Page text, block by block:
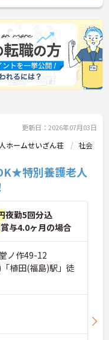
更新日：2026年07月03日
ホームせいざん荘
社会
特別養護老人
夜勤5回分込
賞与4.0ヶ月の場合
ノ作49-12
植田(福島)駅」徒